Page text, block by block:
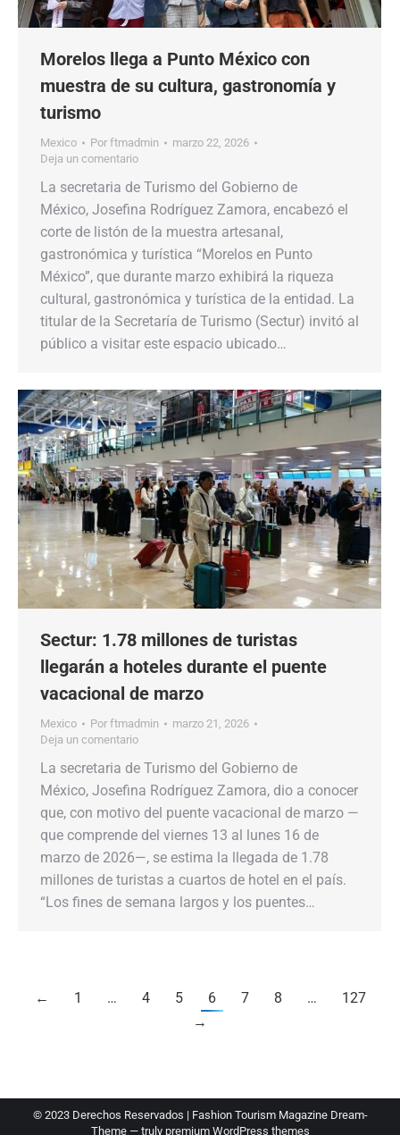
Morelos llega a Punto México con
muestra de su cultura, gastronomía y
turismo
Mexico Por ftmadmin
marzo 22, 2026
Deja un comentario
La secretaria de Turismo del Gobierno de
México, Josefina Rodríguez Zamora, encabezó el
corte de listón de la muestra artesanal,
gastronómica y turística “Morelos en Punto
México”, que durante marzo exhibirá la riqueza
cultural, gastronómica y turística de la entidad. La
titular de la Secretaría de Turismo (Sectur) invitó al
público a visitar este espacio ubicado…
Sectur: 1.78 millones de turistas
llegarán a hoteles durante el puente
vacacional de marzo
Mexico Por ftmadmin
marzo 21, 2026
Deja un comentario
La secretaria de Turismo del Gobierno de
México, Josefina Rodríguez Zamora, dio a conocer
que, con motivo del puente vacacional de marzo —
que comprende del viernes 13 al lunes 16 de
marzo de 2026—, se estima la llegada de 1.78
millones de turistas a cuartos de hotel en el país.
“Los fines de semana largos y los puentes…
← 1 … 4 5 6 7 8 …
127
→
© 2023 Derechos Reservados | Fashion Tourism Magazine Dream-
Theme — truly premium WordPress themes